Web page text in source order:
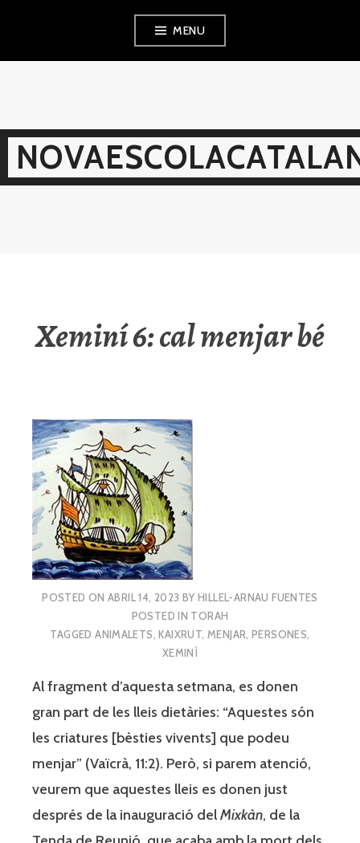
MENU
Xeminí 6: cal menjar bé
POSTED ONABRIL 14, 2023 BYHILLEL-ARNAU FUENTES
POSTED IN TORAH
TAGGEDANIMALETS,KAIXRUT, MENJAR,PERSONES,
XEMINÍ
Al fragment d’aquesta setmana, es donen
gran part de les lleis dietàries: “Aquestes són
les criatures [bèsties vivents] que podeu
menjar” (Vaïcrà, 11:2). Però, si parem atenció,
veurem que aquestes lleis es donen just
després de la inauguració delMixkàn, de la